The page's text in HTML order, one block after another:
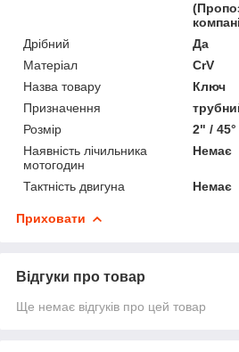
Дрібний
Да
Матеріал
CrV
Назва товару
Ключ
Призначення
Розмір
2" / 45°
Наявність лічильника
мотогодин
Немає
Тактність двигуна Немає
Приховати
Відгуки про товар
Ще немає відгуків про цей товар